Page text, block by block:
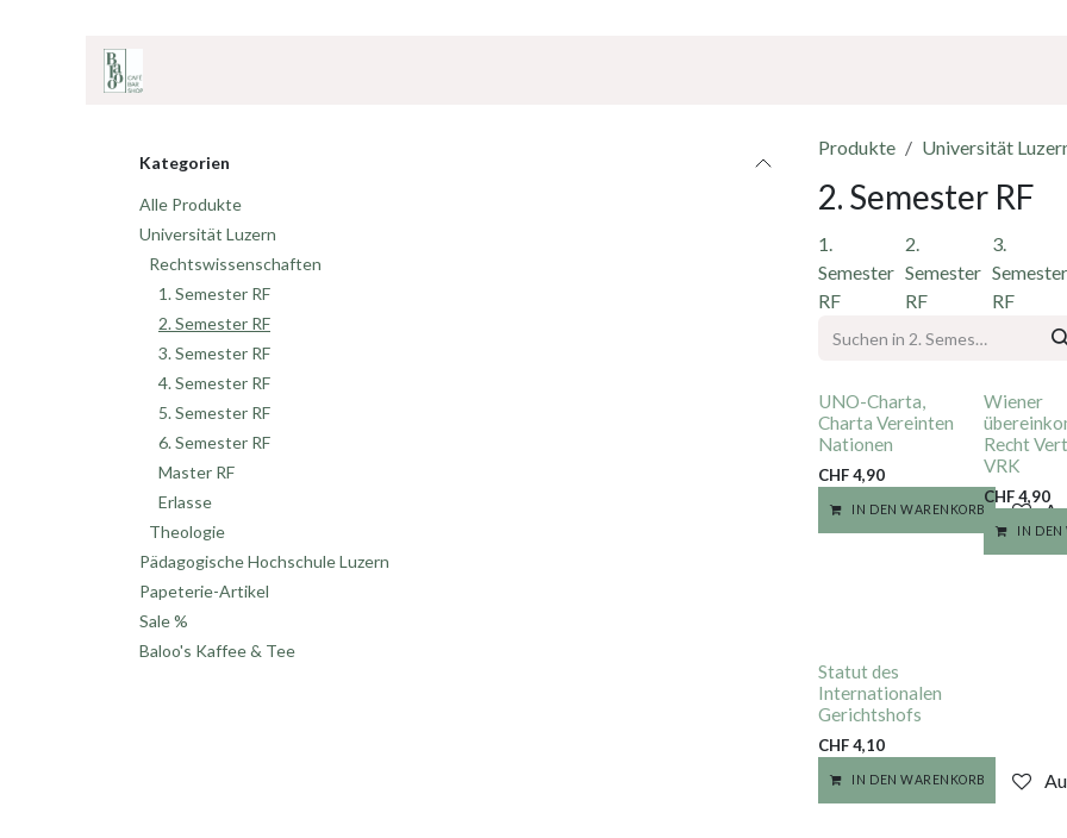
Kategorien
Alle Produkte
Universität Luzern
Rechtswissenschaften
1. Semester RF
2. Semester RF
3. Semester RF
4. Semester RF
5. Semester RF
6. Semester RF
Master RF
Erlasse
Theologie
Pädagogische Hochschule Luzern
Papeterie-Artikel
Sale %
Baloo's Kaffee & Tee
Produkte Universität
2. Semester RF
1.
Semester
RF
2.
Semester
RF
3.
Semester
RF
UNO-Charta,
Charta Vereinten
Nationen
CHF4,90
IN DEN WARENKORB
Wiener
Recht
VRK
CHF4,90
IN DEN
Statut des
Internationalen
Gerichtshofs
CHF4,10
IN DEN WARENKORB